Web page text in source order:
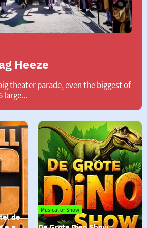
Heeze
theater parade, even the biggest of
large...
de
Musical or Show